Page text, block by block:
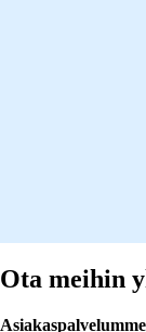
Ota meihin